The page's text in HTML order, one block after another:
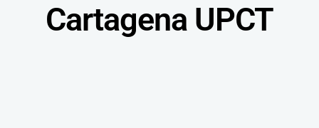
Cartagena UPCT